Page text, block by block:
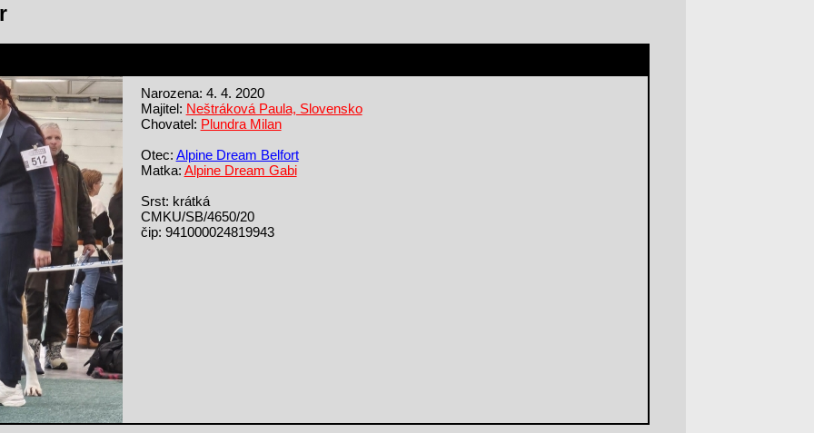
Narozena: 4. 4. 2020
Majitel: Neštráková Paula, Slovensko
Chovatel: Plundra Milan
Otec: Alpine Dream Belfort
Matka: Alpine Dream Gabi
Srst: krátká
CMKU/SB/4650/20
čip: 941000024819943